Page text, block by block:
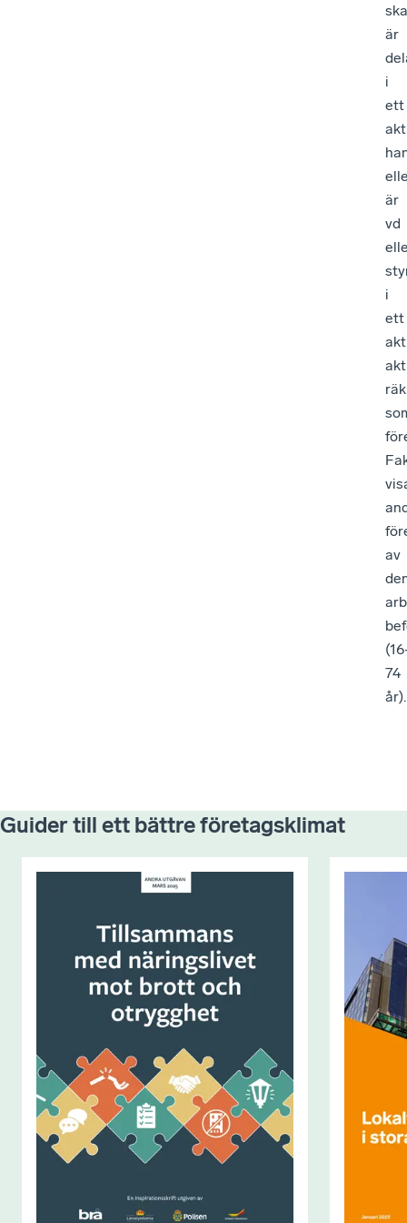
är
i
ett
är
vd
i
ett
av
74
år).
Guider till ett bättre företagsklimat